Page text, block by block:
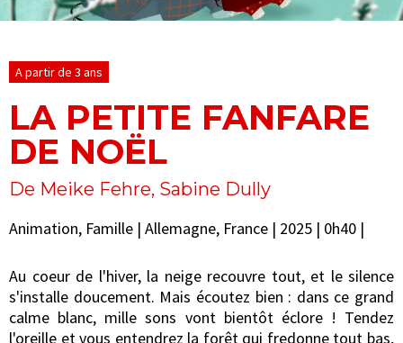
A partir de 3 ans
LA PETITE FANFARE
DE NOËL
De Meike Fehre, Sabine Dully
Animation, Famille | Allemagne, France | 2025 | 0h40 |
Au coeur de l'hiver, la neige recouvre tout, et le silence
s'installe doucement. Mais écoutez bien : dans ce grand
calme blanc, mille sons vont bientôt éclore ! Tendez
l'oreille et vous entendrez la forêt qui fredonne tout bas,